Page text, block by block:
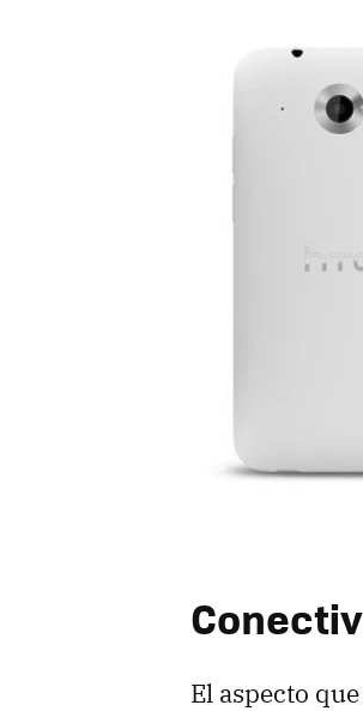
El aspecto